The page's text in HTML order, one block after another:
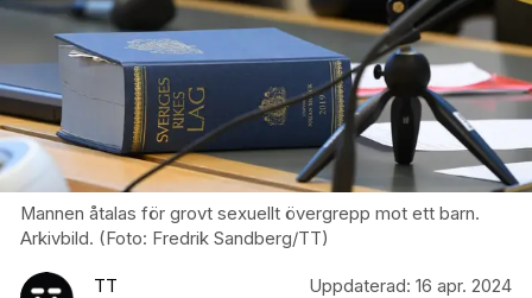
Mannen åtalas för grovt sexuellt övergrepp mot ett barn.
Arkivbild. (Foto: Fredrik Sandberg/TT)
TT
Uppdaterad: 16 apr. 2024